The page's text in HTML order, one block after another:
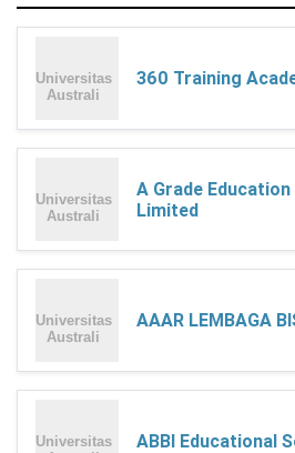
360 Training
A Grade
Limited
AAAR LEMBAGA
ABBI Educational